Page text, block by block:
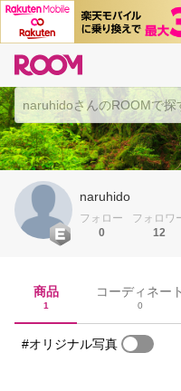
naruhido
フォロー
0
フォロワ
12
商品
1
コーディネート
0
#オリジナル写真